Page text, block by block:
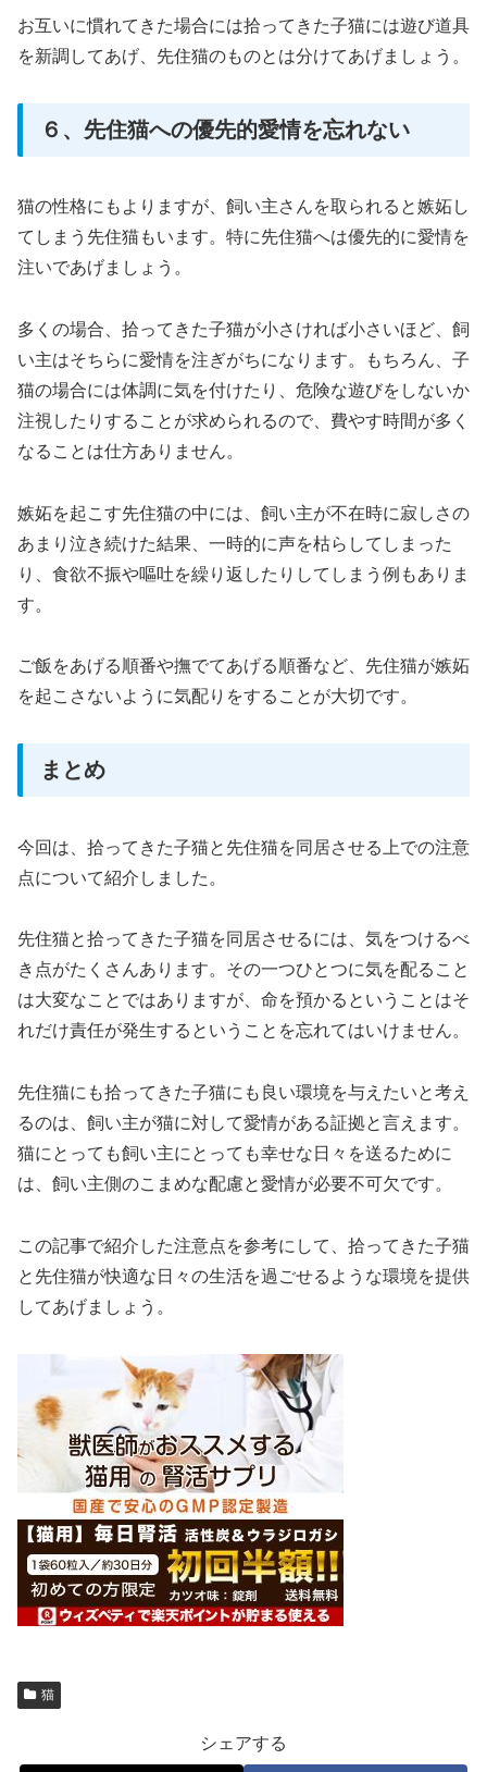
お互いに慣れてきた場合には拾ってきた子猫には遊び道具
を新調してあげ、先住猫のものとは分けてあげましょう。
６、先住猫への優先的愛情を忘れない
猫の性格にもよりますが、飼い主さんを取られると嫉妬し
てしまう先住猫もいます。特に先住猫へは優先的に愛情を
注いであげましょう。
多くの場合、拾ってきた子猫が小さければ小さいほど、飼
い主はそちらに愛情を注ぎがちになります。もちろん、子
猫の場合には体調に気を付けたり、危険な遊びをしないか
注視したりすることが求められるので、費やす時間が多く
なることは仕方ありません。
嫉妬を起こす先住猫の中には、飼い主が不在時に寂しさの
あまり泣き続けた結果、一時的に声を枯らしてしまった
り、食欲不振や嘔吐を繰り返したりしてしまう例もありま
す。
ご飯をあげる順番や撫でてあげる順番など、先住猫が嫉妬
を起こさないように気配りをすることが大切です。
まとめ
今回は、拾ってきた子猫と先住猫を同居させる上での注意
点について紹介しました。
先住猫と拾ってきた子猫を同居させるには、気をつけるべ
き点がたくさんあります。その一つひとつに気を配ること
は大変なことではありますが、命を預かるということはそ
れだけ責任が発生するということを忘れてはいけません。
先住猫にも拾ってきた子猫にも良い環境を与えたいと考え
るのは、飼い主が猫に対して愛情がある証拠と言えます。
猫にとっても飼い主にとっても幸せな日々を送るために
は、飼い主側のこまめな配慮と愛情が必要不可欠です。
この記事で紹介した注意点を参考にして、拾ってきた子猫
と先住猫が快適な日々の生活を過ごせるような環境を提供
してあげましょう。
猫
シェアする